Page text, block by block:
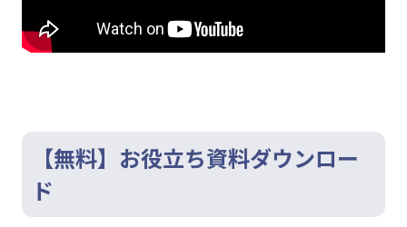
【無料】お役立ち資料ダウンロー
ド